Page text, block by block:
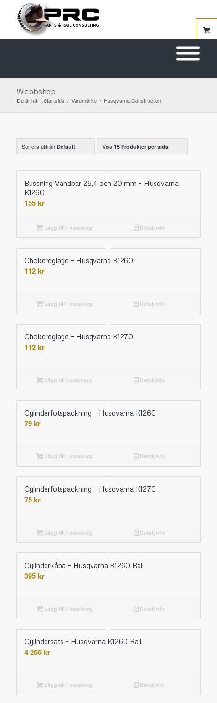
Webbshop
Du är här: Startsida / Varumärke / Husqvarna Construction
Sortera utifrån Default Visa 15 Produkter per sida
Bussning Vändbar 25,4 och 20 mm – Husqvarna
K1260
155kr
Lägg till i varukorg Detaljinfo
Chokereglage – Husqvarna K1260
112kr
Lägg till i varukorg Detaljinfo
Chokereglage – Husqvarna K1270
112kr
Lägg till i varukorg Detaljinfo
Cylinderfotspackning – Husqvarna K1260
79kr
Lägg till i varukorg Detaljinfo
Cylinderfotspackning – Husqvarna K1270
75kr
Lägg till i varukorg Detaljinfo
Cylinderkåpa – Husqvarna K1260 Rail
395kr
Lägg till i varukorg Detaljinfo
Cylindersats – Husqvarna K1260 Rail
4 255kr
Lägg till i varukorg Detaljinfo